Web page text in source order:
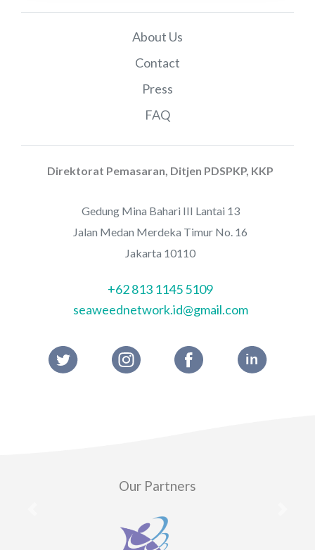
About Us
Contact
Press
FAQ
Direktorat Pemasaran, Ditjen PDSPKP, KKP
Gedung Mina Bahari III Lantai 13
Jalan Medan Merdeka Timur No. 16
Jakarta 10110
+62 813 1145 5109
seaweednetwork.id@gmail.com
Our Partners